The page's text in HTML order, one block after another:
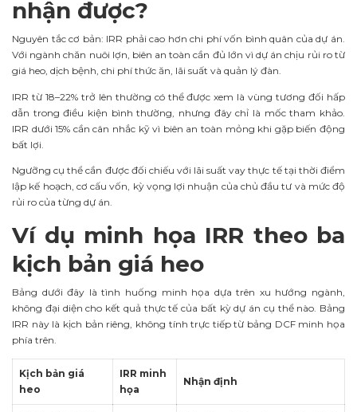
nhận được?
Nguyên tắc cơ bản: IRR phải cao hơn chi phí vốn bình quân của dự án.
Với ngành chăn nuôi lợn, biên an toàn cần đủ lớn vì dự án chịu rủi ro từ
giá heo, dịch bệnh, chi phí thức ăn, lãi suất và quản lý đàn.
IRR từ 18–22% trở lên thường có thể được xem là vùng tương đối hấp
dẫn trong điều kiện bình thường, nhưng đây chỉ là mốc tham khảo.
IRR dưới 15% cần cân nhắc kỹ vì biên an toàn mỏng khi gặp biến động
bất lợi.
Ngưỡng cụ thể cần được đối chiếu với lãi suất vay thực tế tại thời điểm
lập kế hoạch, cơ cấu vốn, kỳ vọng lợi nhuận của chủ đầu tư và mức độ
rủi ro của từng dự án.
Ví dụ minh họa IRR theo ba
kịch bản giá heo
Bảng dưới đây là tình huống minh họa dựa trên xu hướng ngành,
không đại diện cho kết quả thực tế của bất kỳ dự án cụ thể nào. Bảng
IRR này là kịch bản riêng, không tính trực tiếp từ bảng DCF minh họa
phía trên.
Kịch bản giá
heo
IRR minh
họa
Nhận định